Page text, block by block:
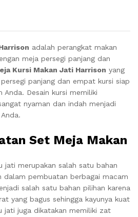
adalah perangkat makan
meja persegi panjang dan
Kursi Makan Jati Harrison yang
panjang dan empat kursi siap
Anda. Desain kursi memiliki
nyaman dan indah menjadi
Set Meja Makan
jati merupakan salah satu bahan
dalam pembuatan berbagai macam
salah satu bahan pilihan karena
yang bagus sehingga kayunya kuat
jati juga dikatakan memiliki zat